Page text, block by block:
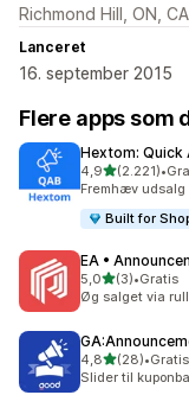
Richmond Hill, ON, CA
Lanceret
16. september 2015
Flere apps som
Hextom: Quick
4,9ud af 5
(2.221)
2221 •
Fremhæv
Built for
EA •
5,0ud af 5 stjerner
(3)
3 anmeldelser i alt
•Gratis
Øg salget via
4,8ud af 5
(28)
28 anmeldelser i
•Gratis
Slider til